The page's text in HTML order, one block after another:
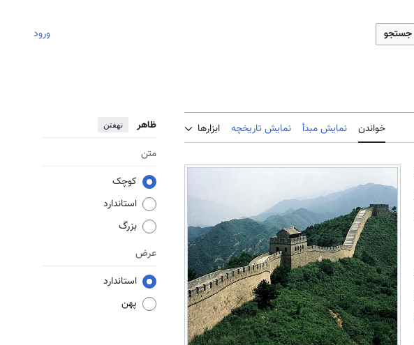
جستجو ورود
خواندن نمایش مبدأ نمایش تاریخچه ابزارها ظاهر نهفتن
متن
کوچک
استاندارد
بزرگ
عرض
استاندارد
پهن